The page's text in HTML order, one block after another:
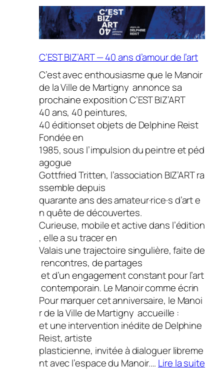
lieu
pour
avec
C’EST BIZ’ART — 40 ans d’amour de l’art
C’est avec enthousiasme que le Manoir
de la Ville de Martigny annonce sa
prochaine exposition C’EST BIZ’ART
40 ans, 40 peintures,
40 éditionset objets de Delphine Reist
Fondée en
1985, sous l’impulsion du peintre et péd
agogue
Gottfried Tritten, l’association BIZ’ART ra
ssemble depuis
quarante ans des amateur·rice·s d’art e
n quête de découvertes.
Curieuse, mobile et active dans l’édition
, elle a su tracer en
Valais une trajectoire singulière, faite de
rencontres, de partages
et d’un engagement constant pour l’art
contemporain. Le Manoir comme écrin
Pour marquer cet anniversaire, le Manoi
r de la Ville de Martigny accueille :
et une intervention inédite de Delphine
Reist, artiste
plasticienne, invitée à dialoguer libreme
nt avec l’espace du Manoir.… Lire la suite: